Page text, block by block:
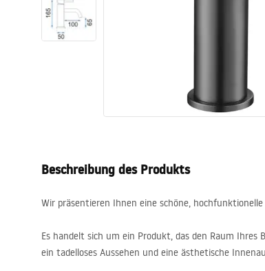
Badarmaturen
Badezimmerzubehör und Möbel
Beschreibung des Produkts
Wir präsentieren Ihnen eine schöne,
Es handelt sich um ein Produkt, das den Raum
ein tadelloses Aussehen und eine ästhetische